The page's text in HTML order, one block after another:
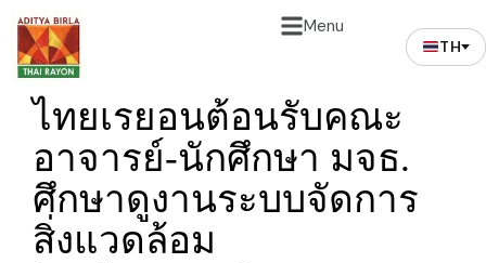
Menu
TH
ไทยเรยอนต้อนรับคณะ
อาจารย์-นักศึกษา มจธ.
ศึกษาดูงานระบบจัดการ
สิ่งแวดล้อม